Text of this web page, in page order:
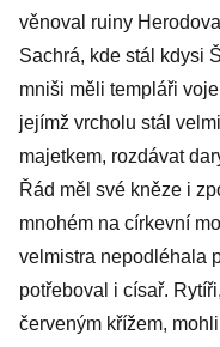
věnoval ruiny
Sachrá, kde stál kdysi
mniši měli templáři
jejímž vrcholu stál
majetkem, rozdávat
Řád měl své kněze i
mnohém na církevní
velmistra nepodléhala
potřeboval i císař.
červeným křížem,